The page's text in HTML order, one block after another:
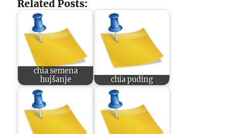
Related Posts:
chia semena
hujšanje
chia puding